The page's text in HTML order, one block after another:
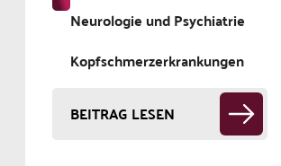
Neurologie und Psychiatrie
Kopfschmerzerkrankungen
BEITRAG LESEN